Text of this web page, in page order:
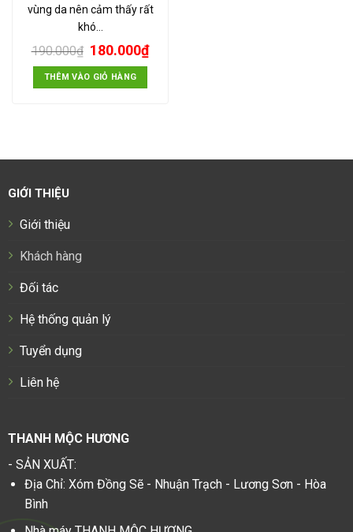
vùng da nên cảm thấy rất
khó…
190.000₫ 180.000₫
THÊM VÀO GIỎ HÀNG
GIỚI THIỆU
Giới thiệu
Khách hàng
Đối tác
Hệ thống quản lý
Tuyển dụng
Liên hệ
THANH MỘC HƯƠNG
- SẢN XUẤT:
Địa Chỉ: Xóm Đồng Sẽ - Nhuận Trạch - Lương Sơn - Hòa
Bình